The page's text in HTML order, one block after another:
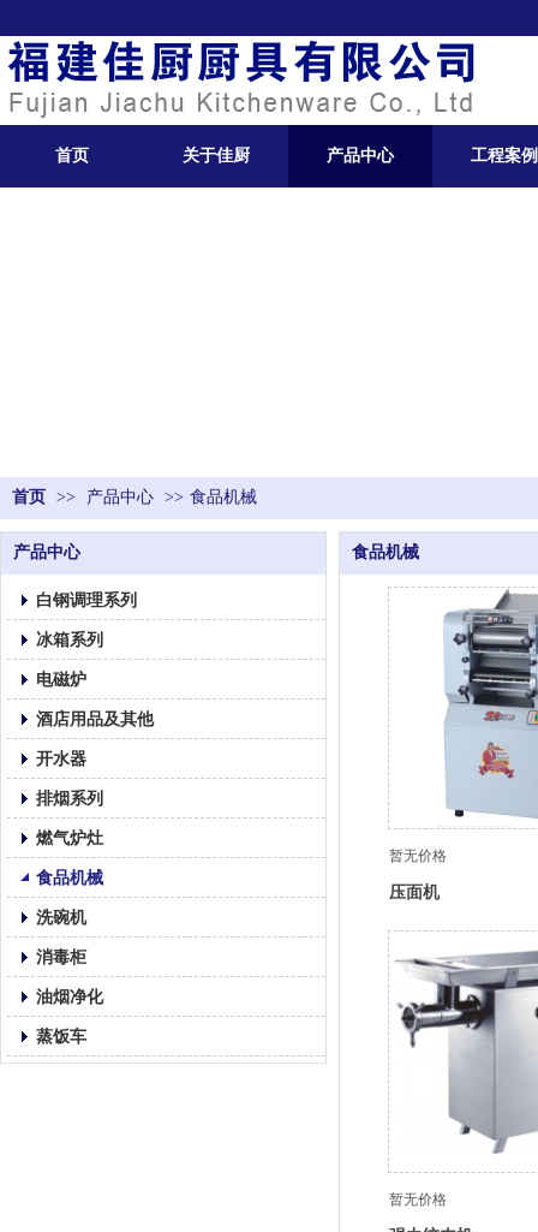
首页 关于佳厨 产品中心 工程案例
首页 >> 产品中心 >> 食品机械
产品中心
白钢调理系列
冰箱系列
电磁炉
酒店用品及其他
开水器
排烟系列
燃气炉灶
食品机械
洗碗机
消毒柜
油烟净化
蒸饭车
食品机械
暂无价格
压面机
暂无价格